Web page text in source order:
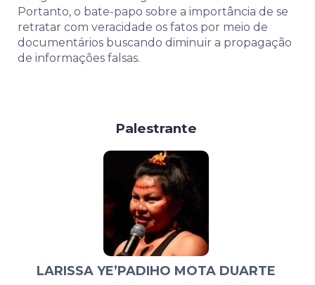
Portanto, o bate-papo sobre a importância de se
retratar com veracidade os fatos por meio de
documentários buscando diminuir a propagação
de informações falsas.
Palestrante
LARISSA YE’PADIHO MOTA DUARTE